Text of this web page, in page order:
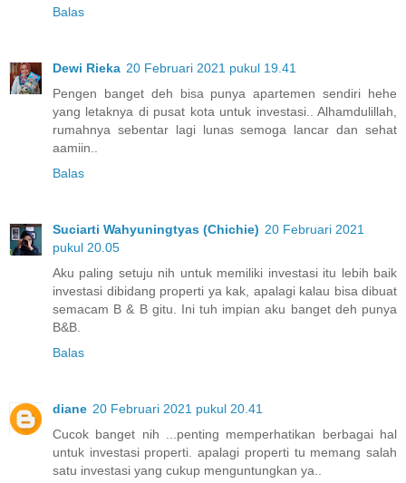
Balas
Dewi Rieka 20 Februari 2021 pukul 19.41
Pengen banget deh bisa punya apartemen sendiri hehe
yang letaknya di pusat kota untuk investasi.. Alhamdulillah,
rumahnya sebentar lagi lunas semoga lancar dan sehat
aamiin..
Balas
Suciarti Wahyuningtyas (Chichie) 20 Februari 2021
pukul 20.05
Aku paling setuju nih untuk memiliki investasi itu lebih baik
investasi dibidang properti ya kak, apalagi kalau bisa dibuat
semacam B & B gitu. Ini tuh impian aku banget deh punya
B&B.
Balas
diane 20 Februari 2021 pukul 20.41
Cucok banget nih ...penting memperhatikan berbagai hal
untuk investasi properti. apalagi properti tu memang salah
satu investasi yang cukup menguntungkan ya..